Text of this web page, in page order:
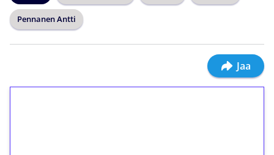
Pennanen Antti
Jaa